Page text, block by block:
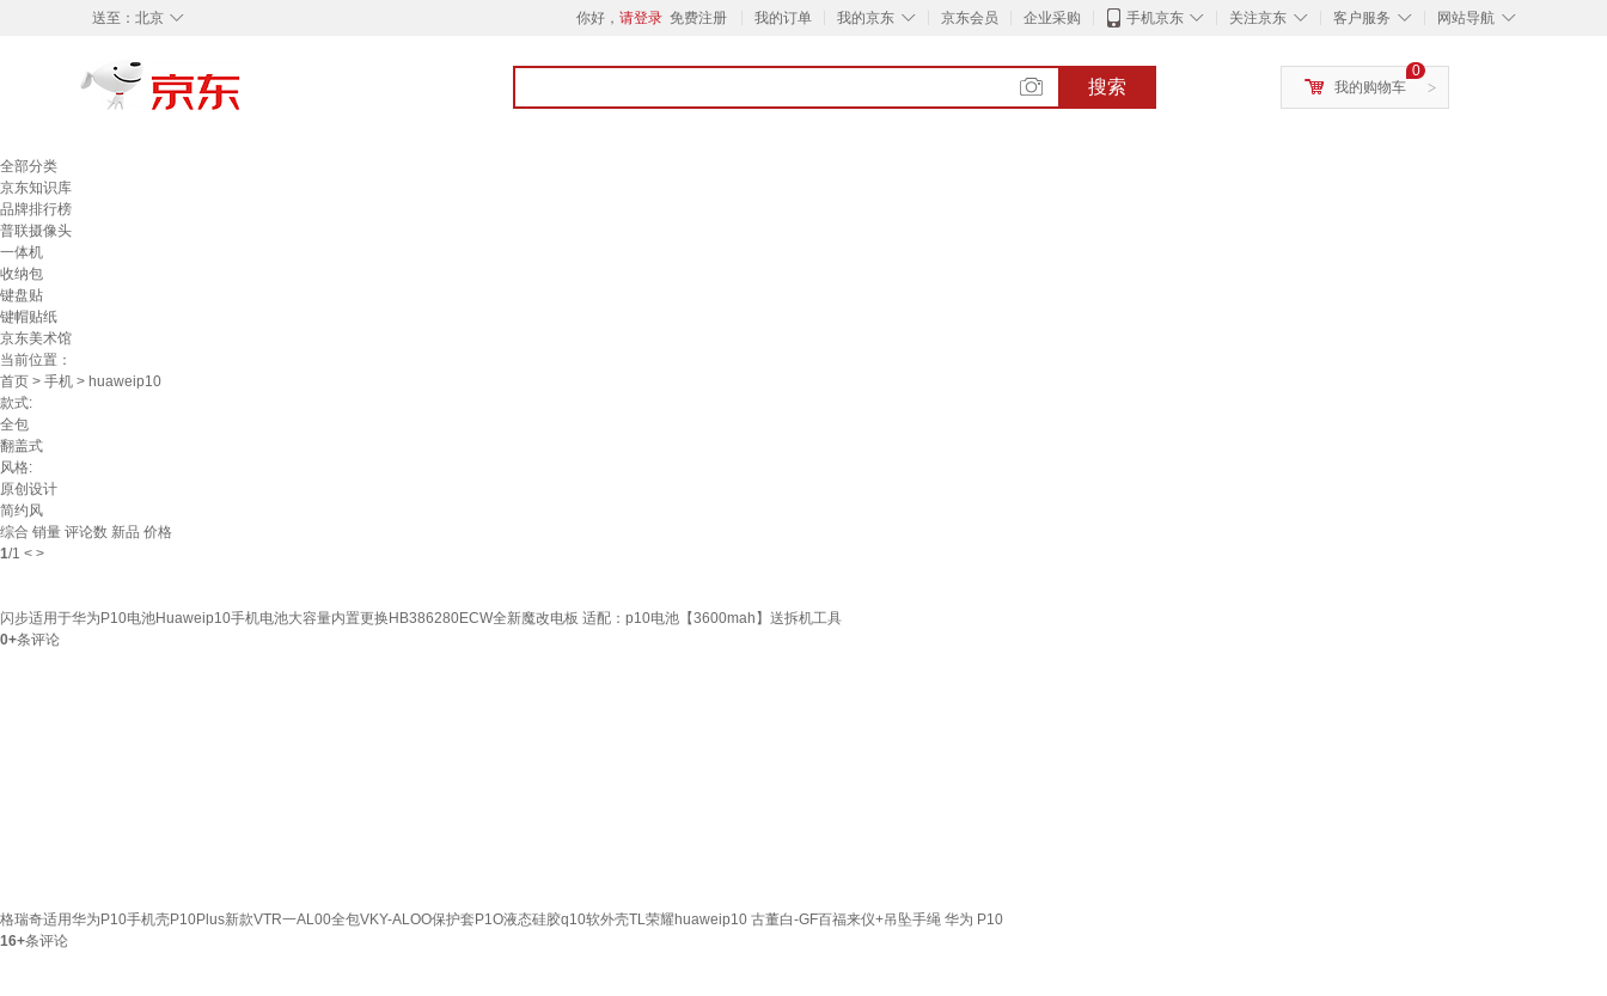
◇
送至： 北京 你好， 请登录 免费注册 我的订单 ◇
我的京东 京东会员 企业采购 ◇
手机京东 ◇
关注京东 ◇
客户服务 ◇
网站导航
搜索 >
0
我的购物车
全部分类
京东知识库
品牌排行榜
普联摄像头
一体机
收纳包
键盘贴
键帽贴纸
京东美术馆
当前位置：
首页 > 手机 > huaweip10
款式:
全包
翻盖式
风格:
原创设计
简约风
综合 销量 评论数 新品 价格
1/1 < >
闪步适用于华为P10电池Huaweip10手机电池大容量内置更换HB386280ECW全新魔改电板 适配：p10电池【3600mah】送拆机工具
0+条评论
格瑞奇适用华为P10手机壳P10Plus新款VTR一AL00全包VKY-ALOO保护套P1O液态硅胶q10软外壳TL荣耀huaweip10 古董白-GF百福来仪+吊坠手绳 华为 P10
16+条评论